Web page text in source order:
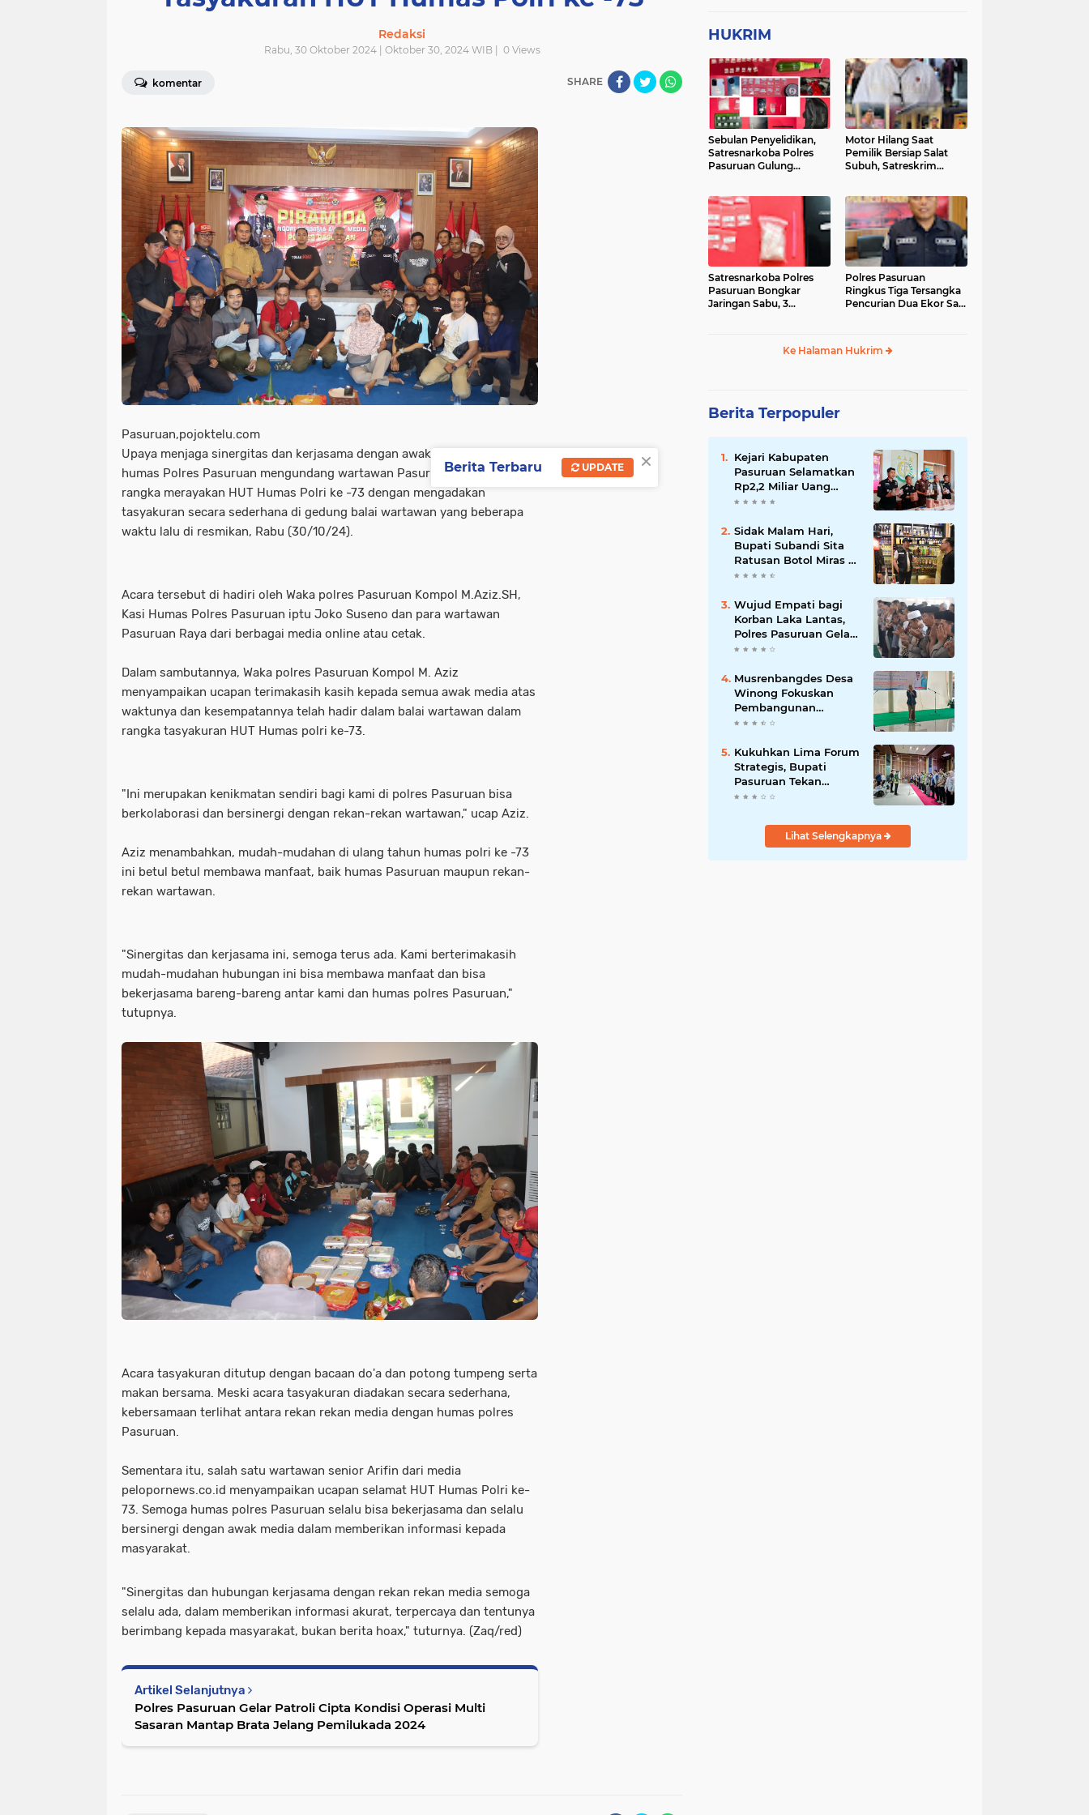
Redaksi
Rabu, 30 Oktober 2024 | Oktober 30, 2024 WIB | 0Views
komentar SHARE
Pasuruan,pojoktelu.com
Upaya menjaga sinergitas dan kerjasama dengan awak media, kasi
humas Polres Pasuruan mengundang wartawan Pasuruan Raya dalam
rangka merayakan HUT Humas Polri ke -73 dengan mengadakan
tasyakuran secara sederhana di gedung balai wartawan yang beberapa
waktu lalu di resmikan, Rabu (30/10/24).
Acara tersebut di hadiri oleh Waka polres Pasuruan Kompol M.Aziz.SH,
Kasi Humas Polres Pasuruan iptu Joko Suseno dan para wartawan
Pasuruan Raya dari berbagai media online atau cetak.
Dalam sambutannya, Waka polres Pasuruan Kompol M. Aziz
menyampaikan ucapan terimakasih kasih kepada semua awak media atas
waktunya dan kesempatannya telah hadir dalam balai wartawan dalam
rangka tasyakuran HUT Humas polri ke-73.
"Ini merupakan kenikmatan sendiri bagi kami di polres Pasuruan bisa
berkolaborasi dan bersinergi dengan rekan-rekan wartawan," ucap Aziz.
Aziz menambahkan, mudah-mudahan di ulang tahun humas polri ke -73
ini betul betul membawa manfaat, baik humas Pasuruan maupun rekan-
rekan wartawan.
"Sinergitas dan kerjasama ini, semoga terus ada. Kami berterimakasih
mudah-mudahan hubungan ini bisa membawa manfaat dan bisa
bekerjasama bareng-bareng antar kami dan humas polres Pasuruan,"
tutupnya.
Acara tasyakuran ditutup dengan bacaan do'a dan potong tumpeng serta
makan bersama. Meski acara tasyakuran diadakan secara sederhana,
kebersamaan terlihat antara rekan rekan media dengan humas polres
Pasuruan.
Sementara itu, salah satu wartawan senior Arifin dari media
pelopornews.co.id menyampaikan ucapan selamat HUT Humas Polri ke-
73. Semoga humas polres Pasuruan selalu bisa bekerjasama dan selalu
bersinergi dengan awak media dalam memberikan informasi kepada
masyarakat.
"Sinergitas dan hubungan kerjasama dengan rekan rekan media semoga
selalu ada, dalam memberikan informasi akurat, terpercaya dan tentunya
berimbang kepada masyarakat, bukan berita hoax," tuturnya. (Zaq/red)
Artikel Selanjutnya
Polres Pasuruan Gelar Patroli Cipta Kondisi Operasi Multi
Sasaran Mantap Brata Jelang Pemilukada 2024
HUKRIM
Sebulan Penyelidikan,
Satresnarkoba Polres
Pasuruan Gulung
Motor Hilang Saat
Pemilik Bersiap Salat
Subuh, Satreskrim
Satresnarkoba Polres
Pasuruan Bongkar
Jaringan Sabu, 3
Polres Pasuruan
Ringkus Tiga Tersangka
Pencurian Dua Ekor Sapi
Ke Halaman Hukrim
Berita Terpopuler
Kejari Kabupaten
Pasuruan Selamatkan
Rp2,2 Miliar Uang
Negara dari Korupsi
Sidak Malam Hari,
Bupati Subandi Sita
Ratusan Botol Miras di
Kawasan Perumahan
Wujud Empati bagi
Korban Laka Lantas,
Polres Pasuruan Gelar
Salat Ghaib dan Doa
Musrenbangdes Desa
Winong Fokuskan
Pembangunan
Berbasis Potensi Lokal,
Meski Dihantam
Efisiensi Anggaran
Kukuhkan Lima Forum
Strategis, Bupati
Pasuruan Tekan
Pentingnya Program
Lihat Selengkapnya
×
Berita Terbaru UPDATE